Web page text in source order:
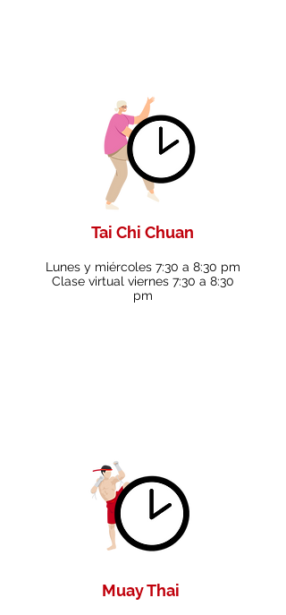
Tai Chi Chuan
Lunes y miércoles 7:30 a 8:30 pm
Clase virtual viernes 7:30 a 8:30
pm
Muay Thai